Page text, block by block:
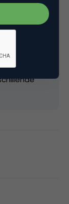
voor
e-